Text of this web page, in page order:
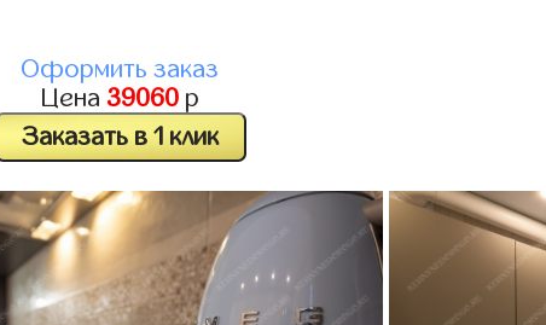
Оформить заказ
Цена 39060 р
Заказать в 1 клик